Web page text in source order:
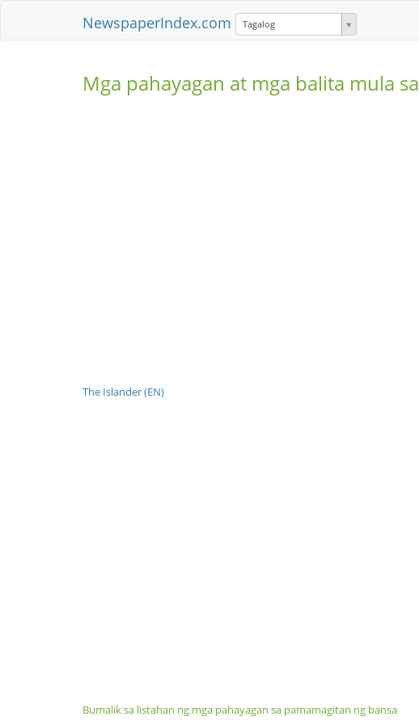
NewspaperIndex.com Tagalog
Mga pahayagan at mga balita mula sa
The Islander (EN)
Bumalik sa listahan ng mga pahayagan sa pamamagitan ng bansa